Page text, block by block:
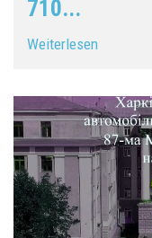
710...
Weiterlesen